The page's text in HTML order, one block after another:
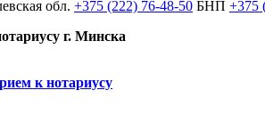
обл. +375 (222) 76-48-50 БНП +375
г. Минска
к нотариусу